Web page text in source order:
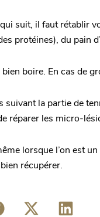
suit, il faut rétablir
protéines), du pain
boire. En cas de
suivant la partie de
réparer les micro-
lorsque l’on est
récupérer.